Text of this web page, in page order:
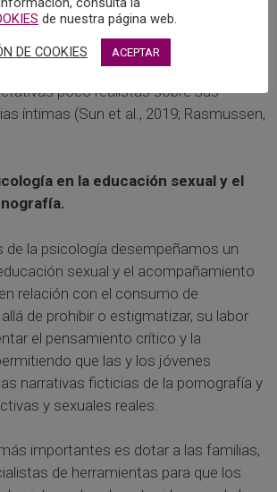
de lado aspectos esenciales como el
comunicación y la conexión emocional.
puede hacer que muchos jóvenes
poco realistas sobre sus
íntimas (Sun et al., 2019; Rasmussen,
en la educación sexual y el
de la psicología desempeñamos un
sexual y el acompañamiento
relación con el consumo de
de prohibir o estigmatizar, su labor
el pensamiento crítico y la
que las y los jóvenes
narrativas ficticias de la pornografía y
y sexuales reales.
importantes es dotar a las familias,
de herramientas para que los
de nuestra página web.
DE COOKIES ACEPTAR